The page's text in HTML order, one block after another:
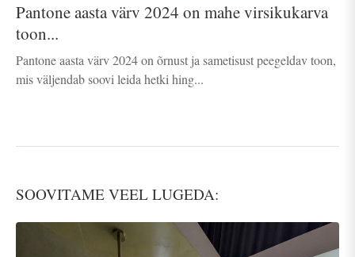
Pantone aasta värv 2024 on mahe virsikukarva
toon...
Pantone aasta värv 2024 on õrnust ja sametisust peegeldav toon,
mis väljendab soovi leida hetki hing...
SOOVITAME VEEL LUGEDA: